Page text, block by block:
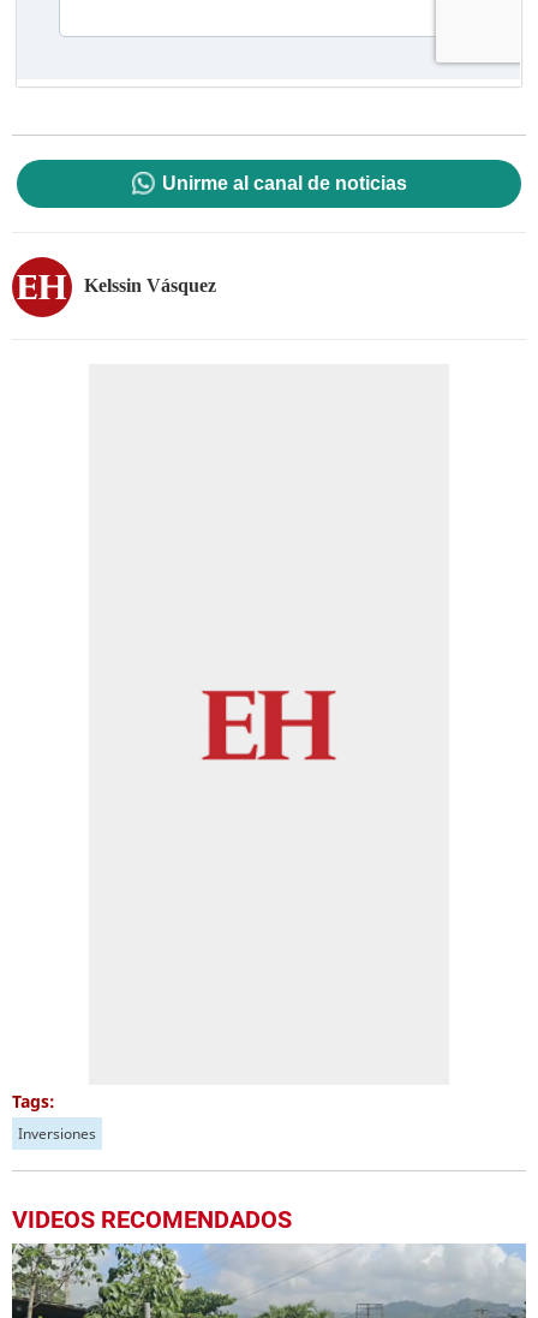
Unirme al canal de noticias
Kelssin Vásquez
Tags:
Inversiones
VIDEOS RECOMENDADOS